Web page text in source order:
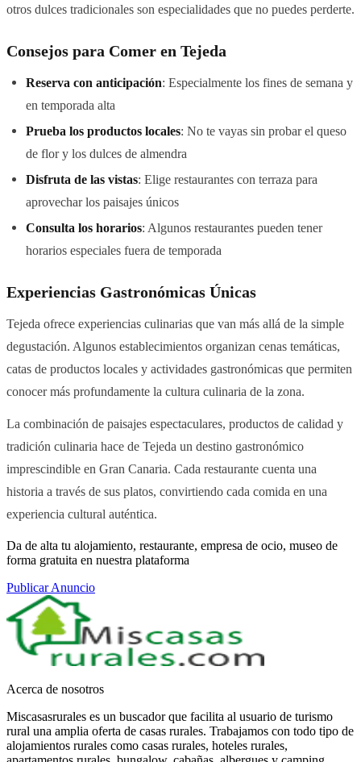
otros dulces tradicionales son especialidades que no puedes perderte.
Consejos para Comer en Tejeda
Reserva con anticipación: Especialmente los fines de semana y
en temporada alta
Prueba los productos locales: No te vayas sin probar el queso
de flor y los dulces de almendra
Disfruta de las vistas: Elige restaurantes con terraza para
aprovechar los paisajes únicos
Consulta los horarios: Algunos restaurantes pueden tener
horarios especiales fuera de temporada
Experiencias Gastronómicas Únicas
Tejeda ofrece experiencias culinarias que van más allá de la simple
degustación. Algunos establecimientos organizan cenas temáticas,
catas de productos locales y actividades gastronómicas que permiten
conocer más profundamente la cultura culinaria de la zona.
La combinación de paisajes espectaculares, productos de calidad y
tradición culinaria hace de Tejeda un destino gastronómico
imprescindible en Gran Canaria. Cada restaurante cuenta una
historia a través de sus platos, convirtiendo cada comida en una
experiencia cultural auténtica.
Da de alta tu alojamiento, restaurante, empresa de ocio, museo de
forma gratuita en nuestra plataforma
Publicar Anuncio
Acerca de nosotros
Miscasasrurales es un buscador que facilita al usuario de turismo
rural una amplia oferta de casas rurales. Trabajamos con todo tipo de
alojamientos rurales como casas rurales, hoteles rurales,